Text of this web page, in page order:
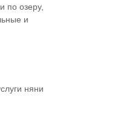
по озеру,
и
няни